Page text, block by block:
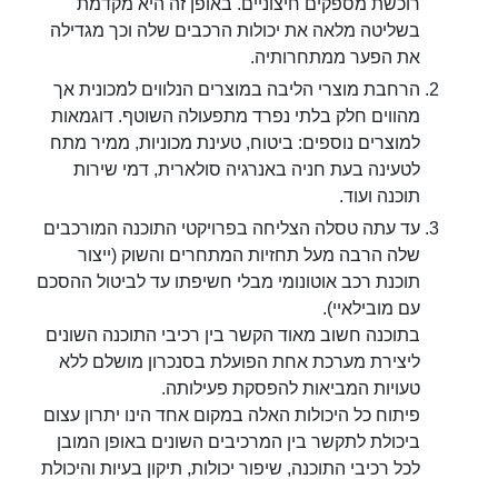
בשליטה מלאה את יכולות הרכבים שלה וכך מגדילה
את הפער ממתחרותיה.
הרחבת מוצרי הליבה במוצרים הנלווים למכונית אך
מהווים חלק בלתי נפרד מתפעולה השוטף. דוגמאות
למוצרים נוספים: ביטוח, טעינת מכוניות, ממיר מתח
לטעינה בעת חניה באנרגיה סולארית, דמי שירות
תוכנה ועוד.
עד עתה טסלה הצליחה בפרויקטי התוכנה המורכבים
שלה הרבה מעל תחזיות המתחרים והשוק (ייצור
תוכנת רכב אוטונומי מבלי חשיפתו עד לביטול ההסכם
עם מובילאיי).
בתוכנה חשוב מאוד הקשר בין רכיבי התוכנה השונים
ליצירת מערכת אחת הפועלת בסנכרון מושלם ללא
טעויות המביאות להפסקת פעילותה.
פיתוח כל היכולות האלה במקום אחד הינו יתרון עצום
ביכולת לתקשר בין המרכיבים השונים באופן המובן
לכל רכיבי התוכנה, שיפור יכולות, תיקון בעיות והיכולת